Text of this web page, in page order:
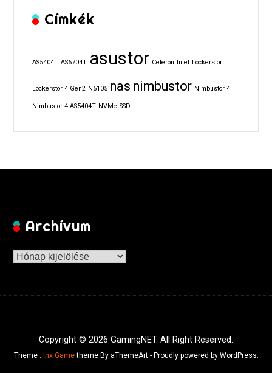
Címkék
AS5404T AS6704T asustor Celeron Intel Lockerstor
Lockerstor 4 Gen2 N5105 nas nimbustor Nimbustor 4
Nimbustor 4 AS5404T NVMe SSD
Archívum
Archívum
Copyright © 2026 GamingNET. All Right Reserved.
Theme : Inx Gametheme By aThemeArt - Proudly powered by WordPress.